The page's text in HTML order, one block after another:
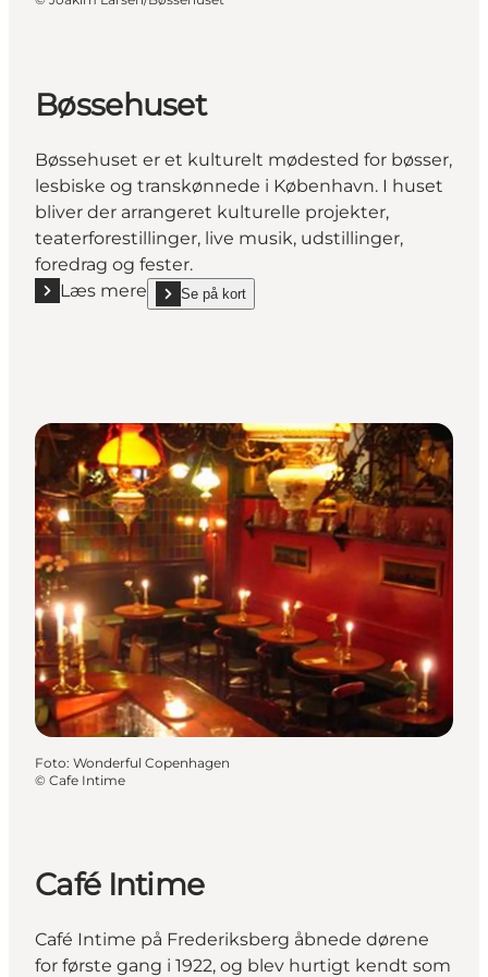
Bøssehuset
Bøssehuset er et kulturelt mødested for bøsser,
lesbiske og transkønnede i København. I huset
bliver der arrangeret kulturelle projekter,
teaterforestillinger, live musik, udstillinger,
foredrag og fester.
Læs mere
Læs mere "Bøssehuset"
Se på kort
show Bøssehuset on_map
Foto: Wonderful Copenhagen
© Cafe Intime
Café Intime
Café Intime på Frederiksberg åbnede dørene
for første gang i 1922, og blev hurtigt kendt som